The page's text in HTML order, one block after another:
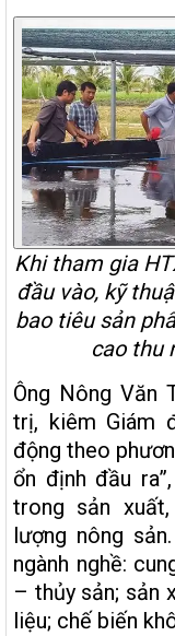
Khi tham gia
đầu vào, kỹ
bao tiêu sản
cao thu
Ông Nông Văn
trị, kiêm Giám
động theo
ổn định đầu
trong sản
lượng nông
ngành nghề:
– thủy sản; sản
liệu; chế biến